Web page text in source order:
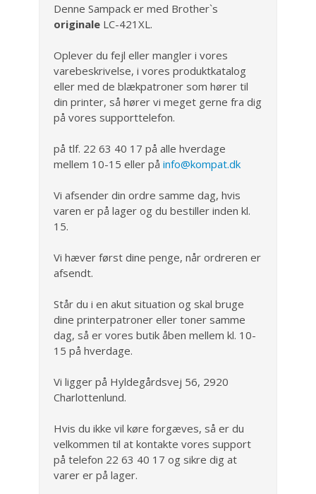
Denne Sampack er med Brother`s
originale LC-421XL.
Oplever du fejl eller mangler i vores
varebeskrivelse, i vores produktkatalog
eller med de blækpatroner som hører til
din printer, så hører vi meget gerne fra dig
på vores supporttelefon.
på tlf. 22 63 40 17 på alle hverdage
mellem 10-15 eller på info@kompat.dk
Vi afsender din ordre samme dag, hvis
varen er på lager og du bestiller inden kl.
15.
Vi hæver først dine penge, når ordreren er
afsendt.
Står du i en akut situation og skal bruge
dine printerpatroner eller toner samme
dag, så er vores butik åben mellem kl. 10-
15 på hverdage.
Vi ligger på Hyldegårdsvej 56, 2920
Charlottenlund.
Hvis du ikke vil køre forgæves, så er du
velkommen til at kontakte vores support
på telefon 22 63 40 17 og sikre dig at
varer er på lager.